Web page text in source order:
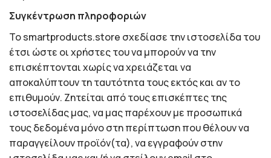
Συγκέντρωση πληροφοριών
Το smartproducts.store σχεδίασε την ιστοσελίδα του
έτσι ώστε οι χρήστες του να μπορούν να την
επισκέπτονται χωρίς να χρειάζεται να
αποκαλύπτουν τη ταυτότητα τους εκτός και αν το
επιθυμούν. Ζητείται από τους επισκέπτες της
ιστοσελίδας μας, να μας παρέχουν με προσωπικά
τους δεδομένα μόνο στη περίπτωση που θέλουν να
παραγγείλουν προϊόν(τα), να εγγραφούν στην